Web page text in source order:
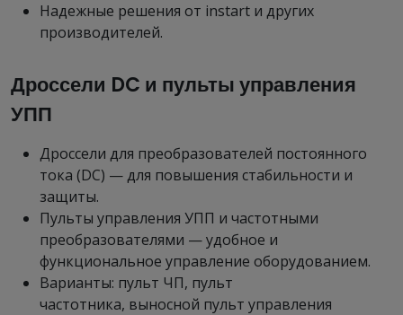
Надежные решения от instart и других
производителей.
Дроссели DC и пульты управления
УПП
Дроссели для преобразователей постоянного
тока (DC) — для повышения стабильности и
защиты.
Пульты управления УПП и частотными
преобразователями — удобное и
функциональное управление оборудованием.
Варианты: пульт ЧП, пульт
частотника, выносной пульт управления